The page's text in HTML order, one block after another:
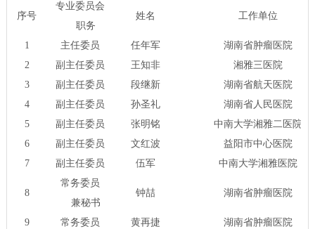
序号
专业委员会
职务
姓名 工作单位
1 主任委员 任年军
湖南省肿瘤医院
2
副主任委员 王知非
湘雅三医院
3
副主任委员 段继新
湖南省航天医院
4
副主任委员 孙圣礼
湖南省人民医院
5
副主任委员 张明铭
中南大学湘雅二医院
6
副主任委员 文红波
益阳市中心医院
7
副主任委员 伍军 中南大学湘雅医院
8
常务委员
兼秘书
钟喆 湖南省肿瘤医院
9 常务委员 黄再捷
湖南省肿瘤医院